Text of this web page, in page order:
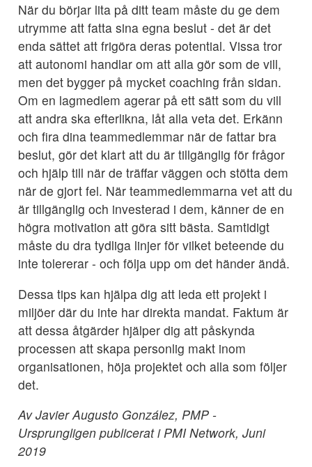
När du börjar lita på ditt team måste du ge dem
utrymme att fatta sina egna beslut - det är det
enda sättet att frigöra deras potential. Vissa tror
att autonomi handlar om att alla gör som de vill,
men det bygger på mycket coaching från sidan.
Om en lagmedlem agerar på ett sätt som du vill
att andra ska efterlikna, låt alla veta det. Erkänn
och fira dina teammedlemmar när de fattar bra
beslut, gör det klart att du är tillgänglig för frågor
och hjälp till när de träffar väggen och stötta dem
när de gjort fel. När teammedlemmarna vet att du
är tillgänglig och investerad i dem, känner de en
högra motivation att göra sitt bästa. Samtidigt
måste du dra tydliga linjer för vilket beteende du
inte tolererar - och följa upp om det händer ändå.
Dessa tips kan hjälpa dig att leda ett projekt i
miljöer där du inte har direkta mandat. Faktum är
att dessa åtgärder hjälper dig att påskynda
processen att skapa personlig makt inom
organisationen, höja projektet och alla som följer
det.
Av Javier Augusto González, PMP -
Ursprungligen publicerat i PMI Network, Juni
2019